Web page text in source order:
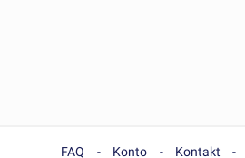
FAQ Konto Kontakt